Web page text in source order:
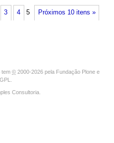
Próximos 10 itens »
3 4 5
tem © 2000-2026 pela Fundação Plone e
Consultoria